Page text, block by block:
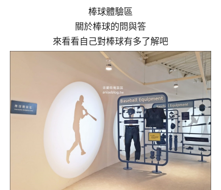
棒球體驗區
關於棒球的問與答
來看看自己對棒球有多了解吧